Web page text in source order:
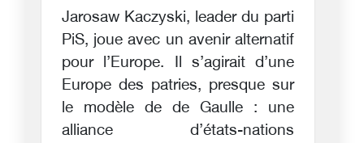
Jarosaw Kaczyski, leader du parti
PiS, joue avec un avenir alternatif
pour l’Europe. Il s’agirait d’une
Europe des patries, presque sur
le modèle de de Gaulle : une
alliance d’états-nations